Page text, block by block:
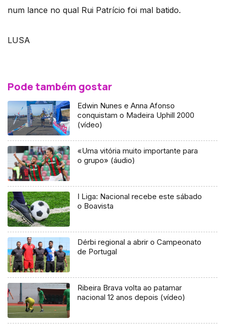
num lance no qual Rui Patrício foi mal batido.
LUSA
Pode também gostar
Edwin Nunes e Anna Afonso
conquistam o Madeira Uphill 2000
(vídeo)
«Uma vitória muito importante para
o grupo» (áudio)
I Liga: Nacional recebe este sábado
o Boavista
Dérbi regional a abrir o Campeonato
de Portugal
Ribeira Brava volta ao patamar
nacional 12 anos depois (vídeo)